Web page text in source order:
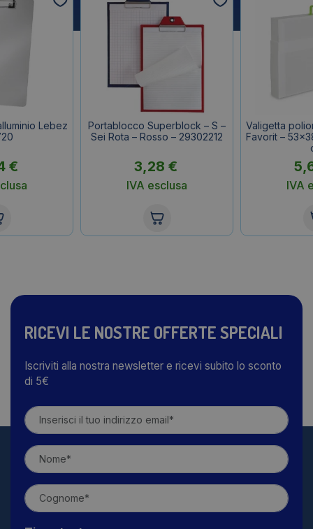
Lebez
€
Portablocco Superblock – S –
Sei Rota – Rosso – 29302212
3,28 €
IVA esclusa
Valigetta
Favorit –
IVA
RICEVI LE NOSTRE OFFERTE SPECIALI
Iscriviti alla nostra newsletter e ricevi subito lo sconto
di 5€